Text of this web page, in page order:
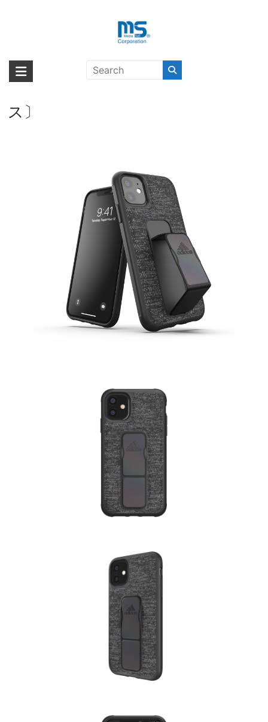
海外輸入ブランド商品｜株式会社
海外事業部が取り揃えている海外輸入商品には、日本では珍しい「海外ブ
ランド」をはじめ「ユニークな商品」「機能的な商品」「コストパフォー
Performance Grip case iridescent
ス〕